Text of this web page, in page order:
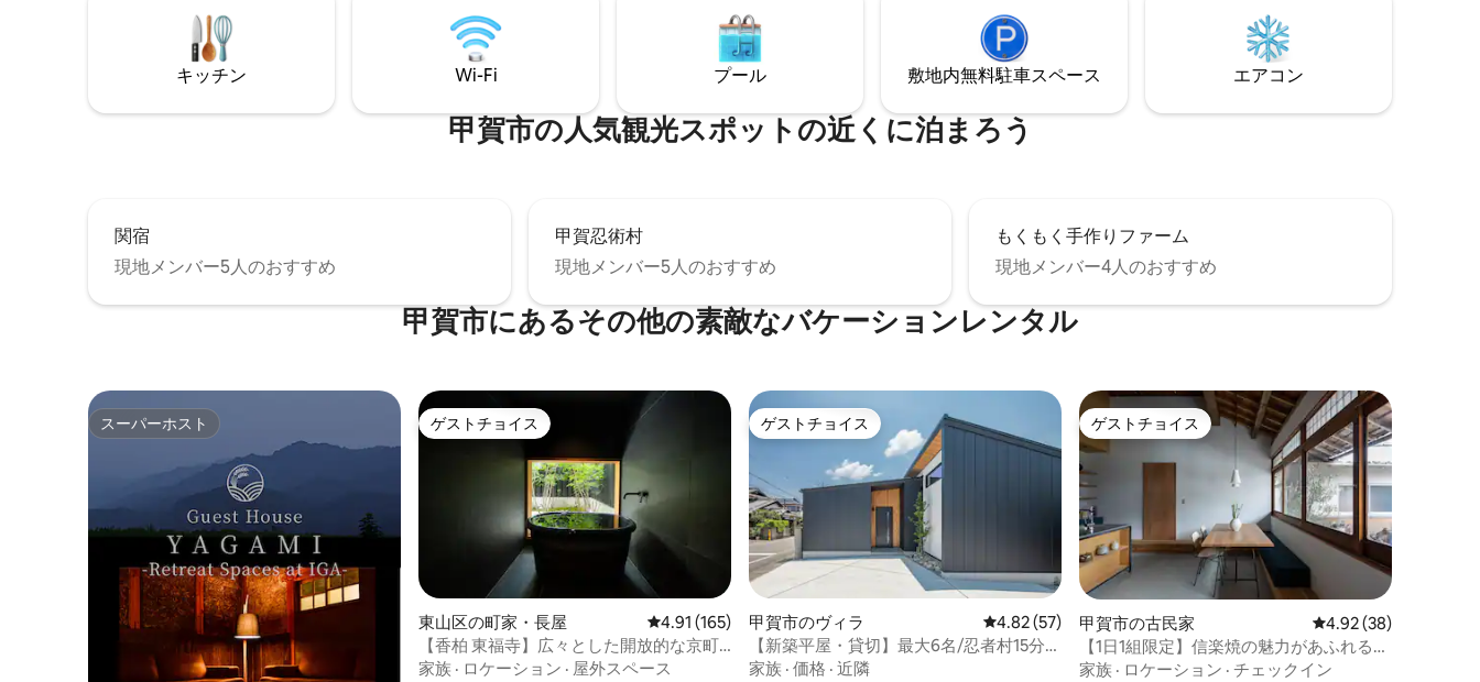
利用になります。 合計最大6名様でご利用
いただけます。 特徴は、ゲストだけが利
用できる信楽焼の浴槽（直径120cm）
で、家族や子供と一緒に入浴できるお風
呂です。 調度品の家具は、大正から昭和
モーニングは「ワンプレート和食」1500
円（税込）になります。 ◯飲み物は、滋
賀県の地酒、日野町クラフトビール、ワ
イン、焼酎ハイボール等などがありま
convenient place.
な空気を満喫できる隠れ家的な場所で
す。 建物の半分は宿泊施設、半分は私た
ち家族の住まいとなっており、京町家の
暮らしも身近に感じていただけます。そ
価格でご提供しています。宿は風情ある
細い路地の先、小高い坂の上にありま
楽しみにしております。ご不明な点がご
ざいましたら、お気軽にお問い合わせく
た。
茶に触れる（土日営業） 5. 関宿・夜の静
2h 伊勢：車1h／電車1.5h 名古屋：車1h 東
アウト正午。1泊で最長24時間滞在可。 セ
キッチン Wi-Fi プール 敷地内無料駐⁠車ス⁠ペ⁠ー⁠ス エアコン
甲賀市の人気観光スポットの近くに泊まろう
関宿
現地メンバー5人のおすすめ
甲賀忍術村
現地メンバー5人のおすすめ
もくもく手作りファーム
現地メンバー4人のおすすめ
甲賀市にあるその他の素敵なバケーションレンタル
スーパーホスト
スーパーホスト ゲストチョイス
ゲストチョイス
東山区の町家・長屋 レビュー165件、5つ星中4.91つ星の平均評価
4.91 (165)
【香柏 東福寺】広々とした開放的な京町
家／東福寺へ徒歩10分／充実した設備・
家族 · ロケーション · 屋外スペース
ゲストチョイス
ゲストチョイス
甲賀市のヴィラ レビュー57件、5つ星中4.82つ星の平均評価
4.82 (57)
【新築平屋・貸切】最大6名/忍者村15分/
スーパー3分/2寝室/駐車場あり/京都伊勢
家族 · 価格 · 近隣
ゲストチョイス
ゲストチョイス
甲賀市の古民家 レビュー38件、5つ星
4.92 (38)
【1日1組限定】信楽焼の魅力があふれる
「Ogamaゲストハウス」
家族 · ロケーション · チェックイン